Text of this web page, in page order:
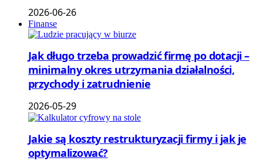
2026-06-26
Finanse
Jak długo trzeba prowadzić firmę po dotacji –
minimalny okres utrzymania działalności,
przychody i zatrudnienie
2026-05-29
Jakie są koszty restrukturyzacji firmy i jak je
optymalizować?